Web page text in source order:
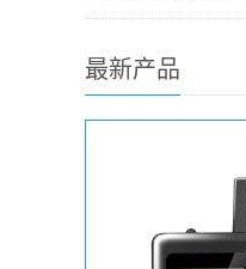
最新产品